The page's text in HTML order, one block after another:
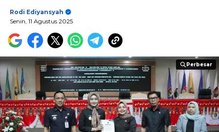
Rodi Ediyansyah
Senin, 11 Agustus 2025
Perbesar
Perbesar